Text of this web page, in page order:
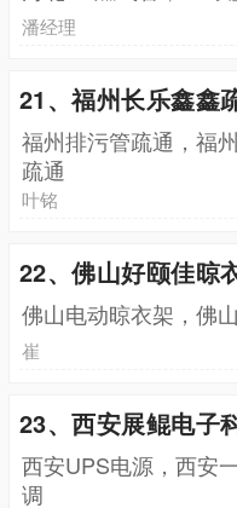
潘经理
21、福州长乐鑫鑫
福州排污管疏通，福
疏通
叶铭
22、佛山好颐佳晾
佛山电动晾衣架，佛
崔
23、西安展鲲电子
西安UPS电源，西安
调